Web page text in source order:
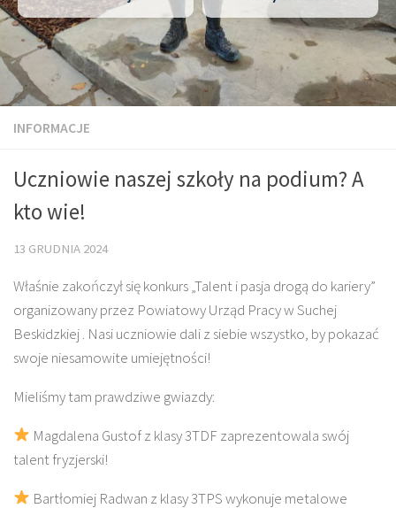
INFORMACJE
Uczniowie naszej szkoły na podium? A
kto wie!
13 GRUDNIA 2024
Właśnie zakończył się konkurs „Talent i pasja drogą do kariery”
organizowany przez Powiatowy Urząd Pracy w Suchej
Beskidzkiej . Nasi uczniowie dali z siebie wszystko, by pokazać
swoje niesamowite umiejętności!
Mieliśmy tam prawdziwe gwiazdy:
Magdalena Gustof z klasy 3TDF zaprezentowala swój
talent fryzjerski!
Bartłomiej Radwan z klasy 3TPS wykonuje metalowe